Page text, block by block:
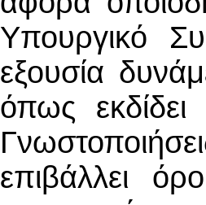
Υπουργικό
εξουσία
όπως
επιβάλλει